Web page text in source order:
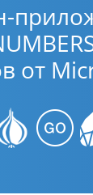
от